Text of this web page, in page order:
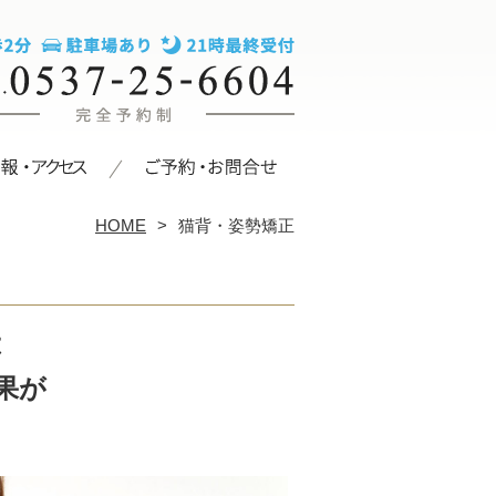
HOME 猫背・姿勢矯正
が